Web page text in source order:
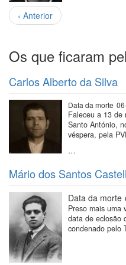
Paginação
Página
anterior
‹ Anterior
Os que ficaram
Carlos Alberto da Silva
Data da morte
Faleceu a 13 de
Santo António,
véspera, pela
…
Mário dos Santos
Data da morte
Preso mais uma
data de eclosão
condenado pelo